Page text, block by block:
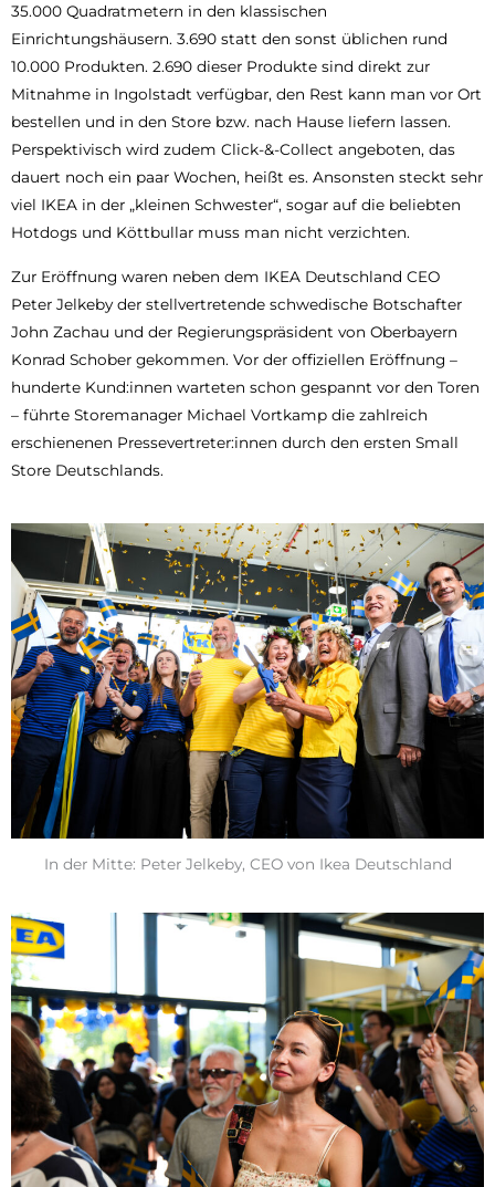
35.000 Quadratmetern in den klassischen
Einrichtungshäusern. 3.690 statt den sonst üblichen rund
10.000 Produkten. 2.690 dieser Produkte sind direkt zur
Mitnahme in Ingolstadt verfügbar, den Rest kann man vor Ort
bestellen und in den Store bzw. nach Hause liefern lassen.
Perspektivisch wird zudem Click-&-Collect angeboten, das
dauert noch ein paar Wochen, heißt es. Ansonsten steckt sehr
viel IKEA in der „kleinen Schwester“, sogar auf die beliebten
Hotdogs und Köttbullar muss man nicht verzichten.
Zur Eröffnung waren neben dem IKEA Deutschland CEO
Peter Jelkeby der stellvertretende schwedische Botschafter
John Zachau und der Regierungspräsident von Oberbayern
Konrad Schober gekommen. Vor der offiziellen Eröffnung –
hunderte Kund:innen warteten schon gespannt vor den Toren
– führte Storemanager Michael Vortkamp die zahlreich
erschienenen Pressevertreter:innen durch den ersten Small
Store Deutschlands.
In der Mitte: Peter Jelkeby, CEO von Ikea Deutschland